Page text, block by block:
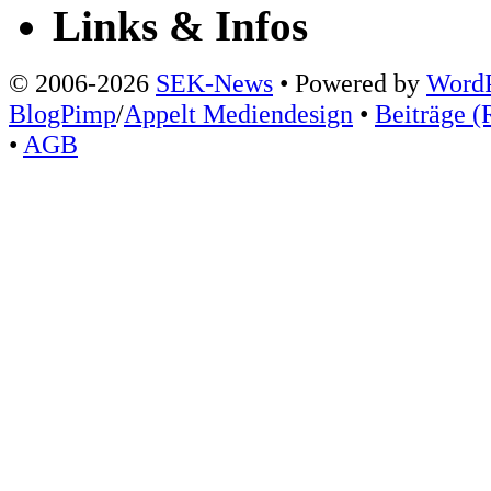
Links & Infos
© 2006-2026 SEK-News • Powered by
BlogPimp/Appelt Mediendesign • Beiträge
• AGB